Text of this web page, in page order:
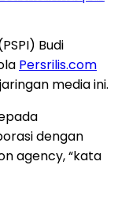
Budi
Persrilis.com
media ini.
dengan
agency, “kata